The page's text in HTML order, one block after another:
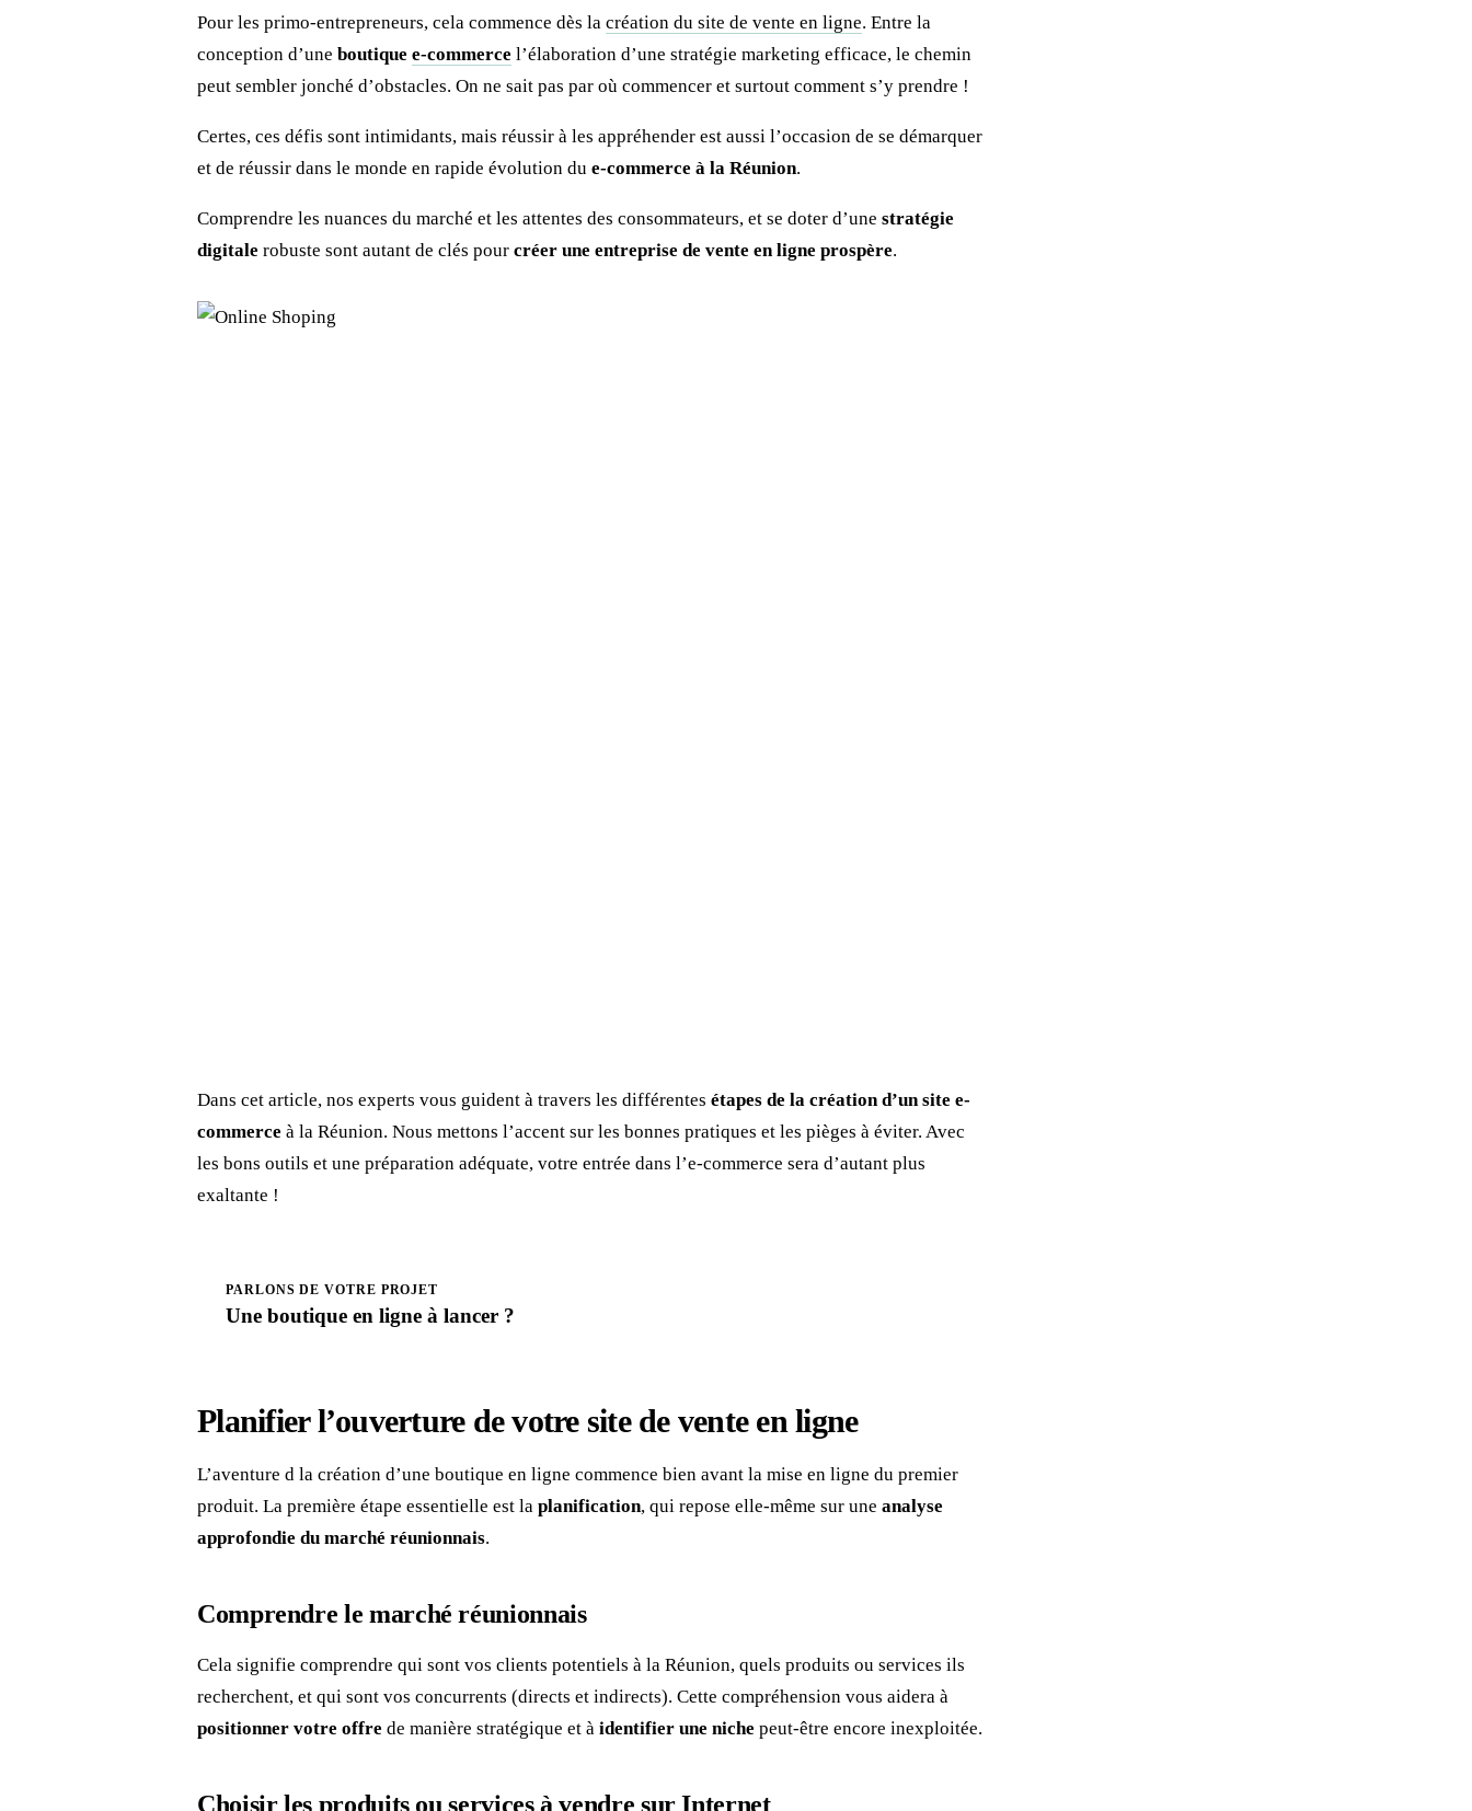
Pour les primo-entrepreneurs, cela commence dès la création du site de vente en ligne. Entre la
conception d’une boutique e-commerce l’élaboration d’une stratégie marketing efficace, le chemin
peut sembler jonché d’obstacles. On ne sait pas par où commencer et surtout comment s’y prendre !
Certes, ces défis sont intimidants, mais réussir à les appréhender est aussi l’occasion de se démarquer
et de réussir dans le monde en rapide évolution du e-commerce à la Réunion.
Comprendre les nuances du marché et les attentes des consommateurs, et se doter d’une stratégie
digitale robuste sont autant de clés pour créer une entreprise de vente en ligne prospère.
Dans cet article, nos experts vous guident à travers les différentes étapes de la création d’un site e-
commerce à la Réunion. Nous mettons l’accent sur les bonnes pratiques et les pièges à éviter. Avec
les bons outils et une préparation adéquate, votre entrée dans l’e-commerce sera d’autant plus
exaltante !
PARLONS DE VOTRE PROJET
Une boutique en ligne à lancer ?
Planifier l’ouverture de votre site de vente en ligne
L’aventure d la création d’une boutique en ligne commence bien avant la mise en ligne du premier
produit. La première étape essentielle est la planification, qui repose elle-même sur une analyse
approfondie du marché réunionnais.
Comprendre le marché réunionnais
Cela signifie comprendre qui sont vos clients potentiels à la Réunion, quels produits ou services ils
recherchent, et qui sont vos concurrents (directs et indirects). Cette compréhension vous aidera à
positionner votre offre de manière stratégique et à identifier une niche peut-être encore inexploitée.
Choisir les produits ou services à vendre sur Internet